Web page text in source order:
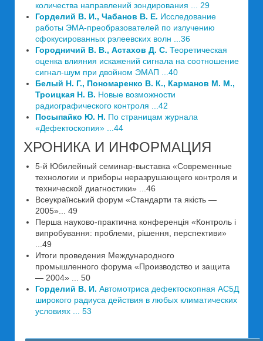
количества направлений зондирования ... 29
Горделий В. И., Чабанов В. Е. Исследование
работы ЭМА-преобразователей по излучению
сфокусированных рэлеевских волн ...36
Городничий В. В., Астахов Д. С. Теоретическая
оценка влияния искажений сигнала на соотношение
сигнал-шум при двойном ЭМАП ...40
Белый Н. Г., Пономаренко В. К., Карманов М. М.,
Троицкая Н. В. Новые возможности
радиографического контроля ...42
Посыпайко Ю. Н. По страницам журнала
«Дефектоскопия» ...44
ХРОНИКА И ИНФОРМАЦИЯ
5-й Юбилейный семинар-выставка «Современные
технологии и приборы неразрушающего контроля и
технической диагностики» ...46
Всеукраїнський форум «Стандарти та якість —
2005»... 49
Перша науково-практична конференція «Контроль i
випробування: проблеми, рішення, перспективи»
...49
Итоги проведения Международного
промышленного форума «Производство и защита
— 2004» ... 50
Горделий В. И. Автомотриса дефектоскопная АС5Д
широкого радиуса действия в любых климатических
условиях ... 53